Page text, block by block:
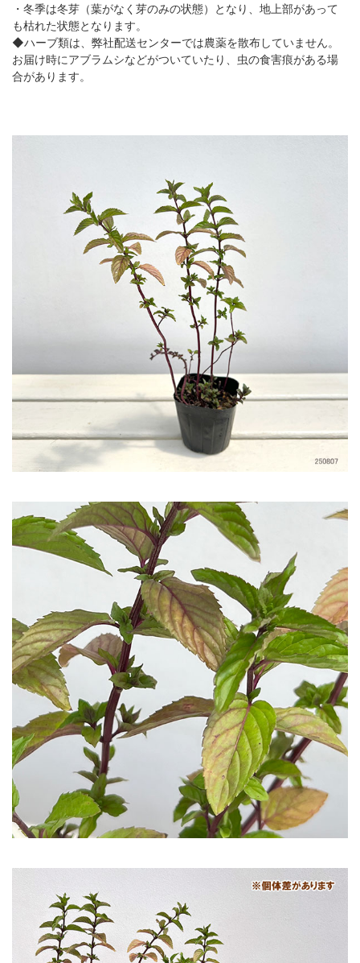
・冬季は冬芽（葉がなく芽のみの状態）となり、地上部があって
も枯れた状態となります。
◆ハーブ類は、弊社配送センターでは農薬を散布していません。
お届け時にアブラムシなどがついていたり、虫の食害痕がある場
合があります。